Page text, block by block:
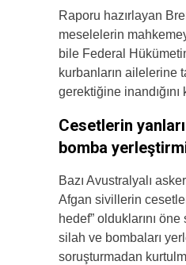
Raporu hazırlayan
meselelerin
bile Federal
kurbanların ailelerine
gerektiğine inandığını
Cesetlerin
bomba
Bazı Avustralyalı
Afgan sivillerin
hedef” olduklarını
silah ve bombaları
soruşturmadan